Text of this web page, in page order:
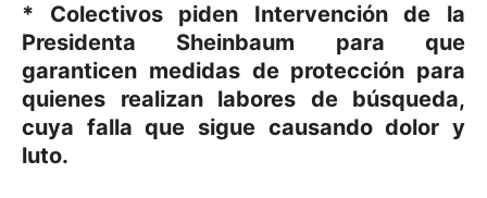
* Colectivos piden Intervención de la
Presidenta Sheinbaum para que
garanticen medidas de protección para
quienes realizan labores de búsqueda,
cuya falla que sigue causando dolor y
luto.